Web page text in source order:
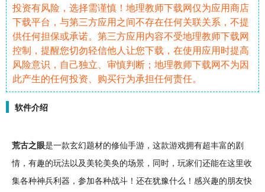
投资有风险，选择需谨慎！地理教师下载网仅为应用商店
下载平台，与第三方应用之间不存在任何关联关系，不提
供任何担保或承诺。第三方应用内容不受地理教师下载网
控制，提醒您切勿轻信他人让您下载，在使用应用时提高
风险意识，自己独立、审慎判断；地理教师下载网不为因
此产生的任何投资、购买行为承担任何责任。
软件介绍
荒古之眼是一款玄幻题材的修仙手游 ，这款游戏拥有超丰富的剧
情 ， 有趣的玩法以及美轮美奂的场景，同时，玩家们还能在这里收
集各种神兵利器，参加各种战斗 ！还在犹豫什么！感兴趣的朋友快